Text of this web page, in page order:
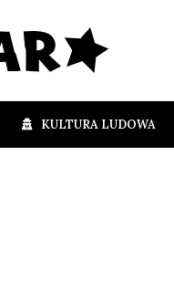
KULTURA LUDOWA